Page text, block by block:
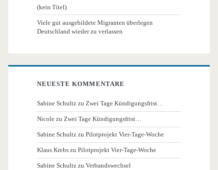
(kein Titel)
Viele gut ausgebildete Migranten überlegen
Deutschland wieder zu verlassen
NEUESTE KOMMENTARE
Sabine Schultz zuZwei Tage Kündigungsfrist…
Nicole zuZwei Tage Kündigungsfrist…
Sabine Schultz zuPilotprojekt Vier-Tage-Woche
Klaus Krebs zuPilotprojekt Vier-Tage-Woche
Sabine Schultz zuVerbandswechsel